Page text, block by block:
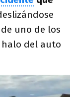
uno de los
halo del auto